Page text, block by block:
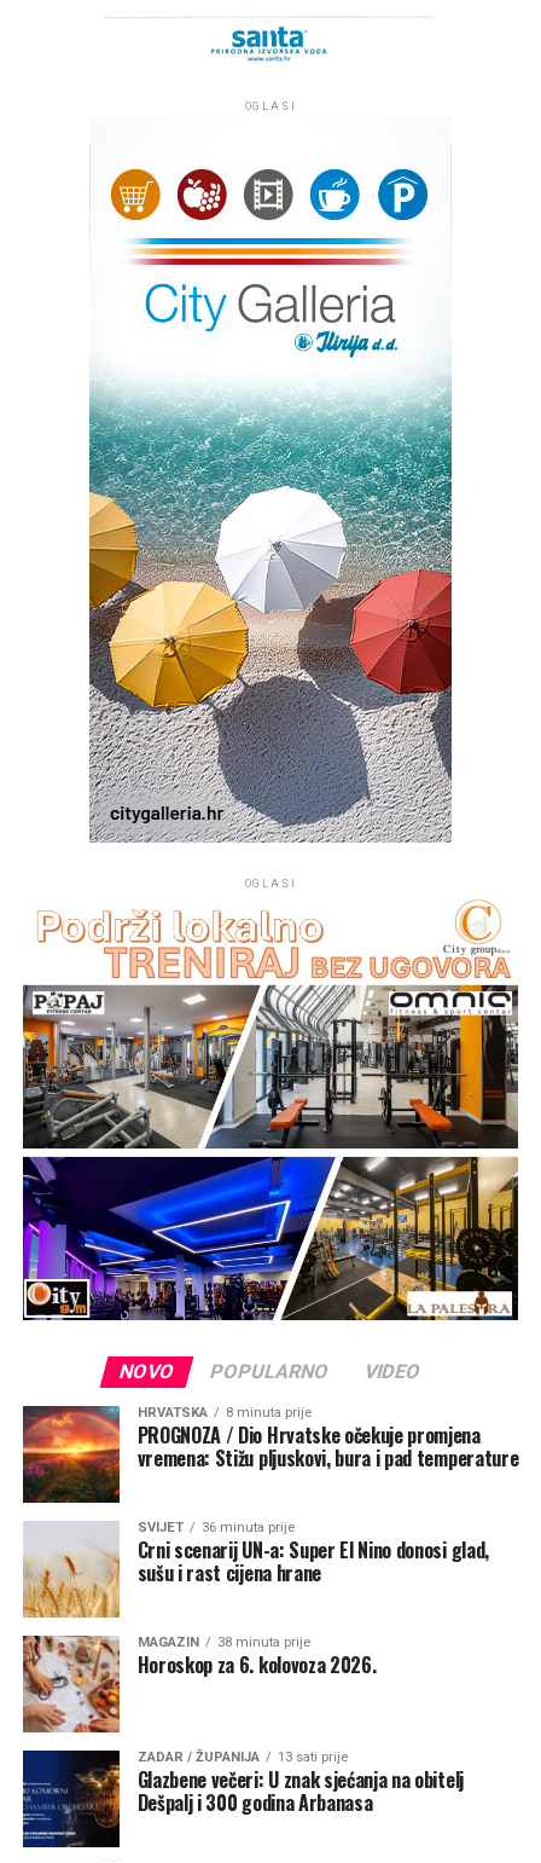
OGLASI
OGLASI
NOVO POPULARNO VIDEO
HRVATSKA 8 minuta prije
PROGNOZA / Dio Hrvatske očekuje promjena
vremena: Stižu pljuskovi, bura i pad temperature
SVIJET 36 minuta prije
Crni scenarij UN-a: Super El Nino donosi glad,
sušu i rast cijena hrane
MAGAZIN 38 minuta prije
Horoskop za 6. kolovoza 2026.
ZADAR / ŽUPANIJA 13 sati prije
Glazbene večeri: U znak sjećanja na obitelj
Dešpalj i 300 godina Arbanasa